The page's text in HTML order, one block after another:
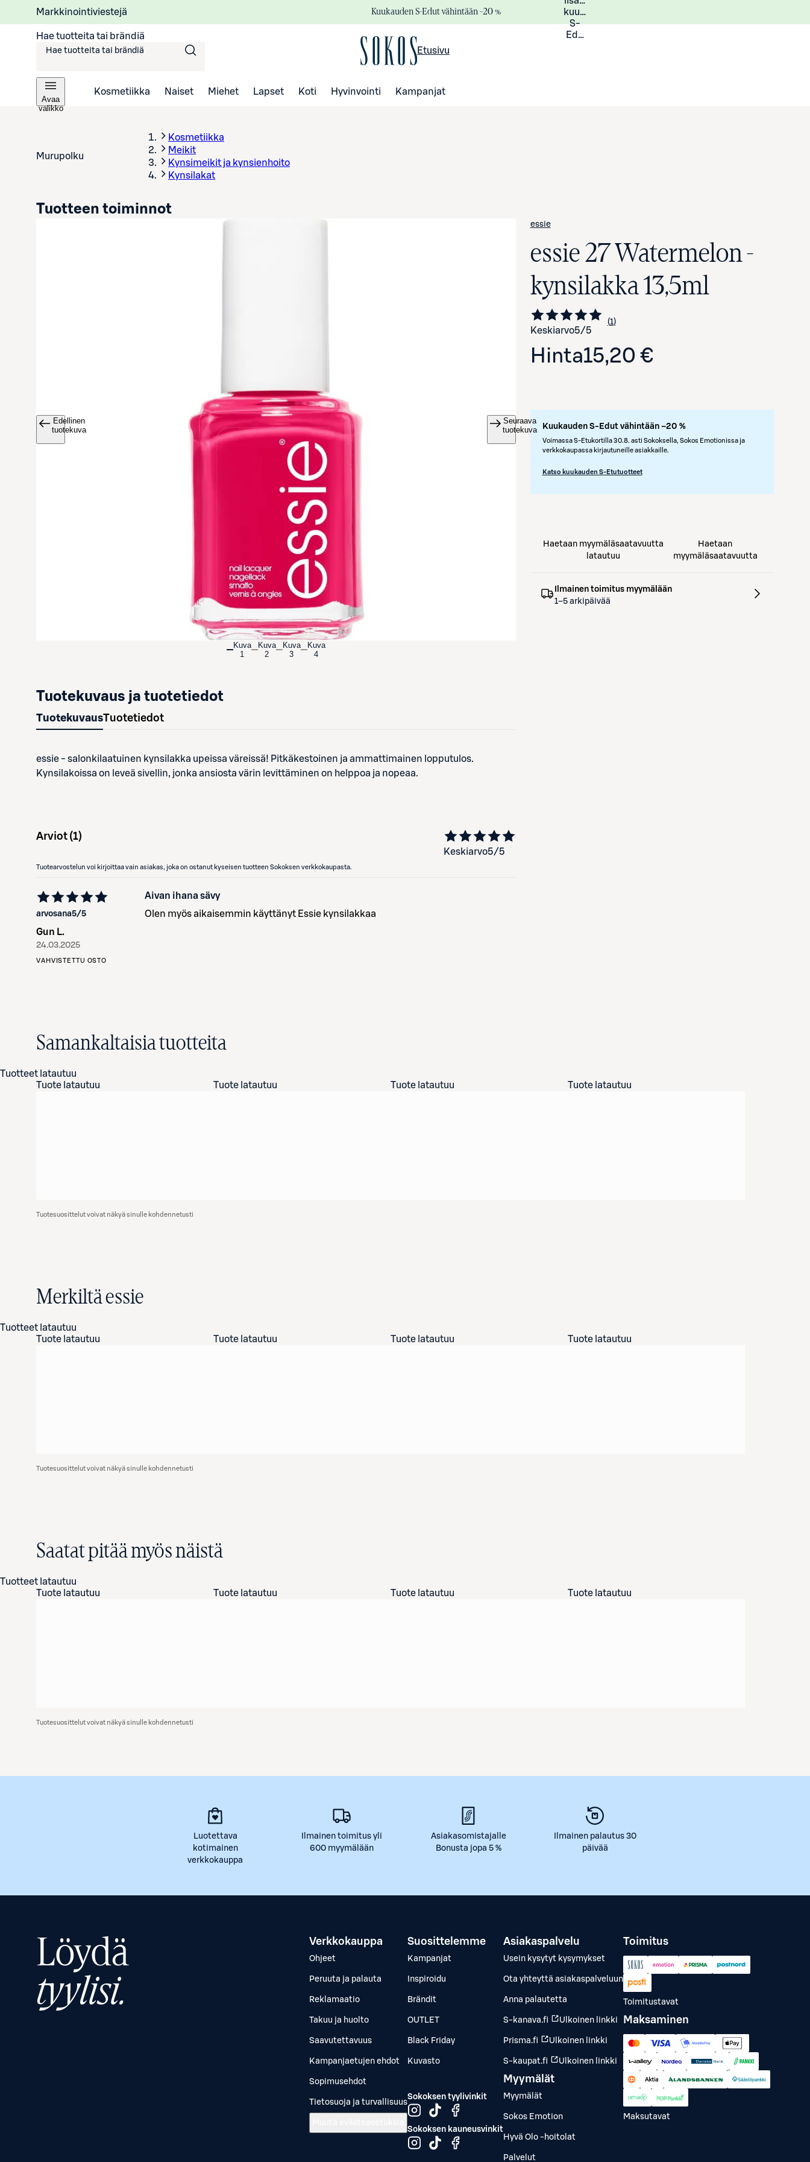
Markkinointiviestejä Kuukauden S-Edut vähintään –20 %
kuukauden
S-
Eduista
Hae tuotteita tai brändiä
Etusivu
Avaa
valikko
Kosmetiikka Naiset Miehet Lapset Koti Hyvinvointi Kampanjat
Murupolku
Kosmetiikka
Meikit
Kynsimeikit ja kynsienhoito
Kynsilakat
Avaa tuotekuva suurennettuna
Edellinen
tuotekuva
Seuraava
tuotekuva
Kuva
1
Kuva
2
Kuva
3
Kuva
4
essie
essie 27 Watermelon -
kynsilakka 13,5ml
Keskiarvo5/5 Siirry arvioihin
1
kappale
Hinta15,20 €
Kuukauden S-Edut vähintään –20 %
Voimassa S-Etukortilla 30.8. asti Sokoksella, Sokos Emotionissa ja
verkkokaupassa kirjautuneille asiakkaille.
Katso kuukauden S-Etutuotteet
Tuotteen toiminnot
Haetaan myymäläsaatavuutta
latautuu
Haetaan
myymäläsaatavuutta
Ilmainen toimitus myymälään
1–5 arkipäivää
Tuotekuvaus ja tuotetiedot
TuotekuvausTuotetiedot
essie - salonkilaatuinen kynsilakka upeissa väreissä! Pitkäkestoinen ja ammattimainen lopputulos.
Kynsilakoissa on leveä sivellin, jonka ansiosta värin levittäminen on helppoa ja nopeaa.
Arviot (1)
Keskiarvo5/5
Tuotearvostelun voi kirjoittaa vain asiakas, joka on ostanut kyseisen tuotteen Sokoksen verkkokaupasta.
arvosana5/5
Gun L.
24.03.2025
VAHVISTETTU OSTO
Aivan ihana sävy
Olen myös aikaisemmin käyttänyt Essie kynsilakkaa
Samankaltaisia tuotteita
Tuotteet latautuu
Tuote latautuu
Tuote latautuu Tuote latautuu Tuote latautuu
Tuotesuosittelut voivat näkyä sinulle kohdennetusti
Merkiltä essie
Tuotteet latautuu
Tuote latautuu
Tuote latautuu Tuote latautuu Tuote latautuu
Tuotesuosittelut voivat näkyä sinulle kohdennetusti
Saatat pitää myös näistä
Tuotteet latautuu
Tuote latautuu
Tuote latautuu Tuote latautuu Tuote latautuu
Tuotesuosittelut voivat näkyä sinulle kohdennetusti
Luotettava
kotimainen
verkkokauppa
Ilmainen toimitus yli
600 myymälään
Asiakasomistajalle
Bonusta jopa 5 %
Ilmainen palautus 30
päivää
Löydä
tyylisi.
Verkkokauppa
Ohjeet
Peruuta ja palauta
Reklamaatio
Takuu ja huolto
Saavutettavuus
Kampanjaetujen ehdot
Sopimusehdot
Tietosuoja ja turvallisuus
Suosittelemme
Kampanjat
Inspiroidu
Brändit
OUTLET
Black Friday
Kuvasto
Sokoksen tyylivinkit
Sokoksen kauneusvinkit
Asiakaspalvelu
Usein kysytyt kysymykset
Ota yhteyttä asiakaspalveluun
Anna palautetta
S-kanava.fi Ulkoinen linkki
Prisma.fi Ulkoinen linkki
S-kaupat.fi Ulkoinen linkki
Myymälät
Myymälät
Sokos Emotion
Hyvä Olo -hoitolat
Palvelut
Toimitus
Toimitustavat
Maksaminen
Maksutavat